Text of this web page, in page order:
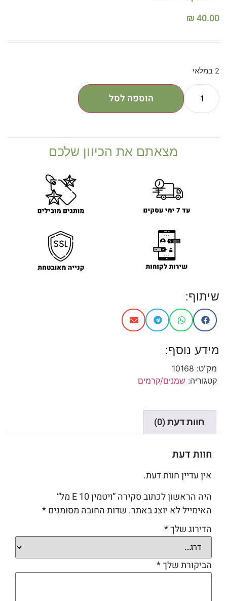
₪40.00
2 במלאי
הוספה לסל
מצאתם את הכיוון שלכם
שיתוף:
מידע נוסף:
מק"ט: 10168
קטגוריה: שמנים/קרמים
חוות דעת (0)
חוות דעת
אין עדיין חוות דעת.
היה הראשון לכתוב סקירה “ויטמין E 10 מל”
האימייל לא יוצג באתר. שדות החובה מסומנים*
הדירוג שלך*
הביקורת שלך*